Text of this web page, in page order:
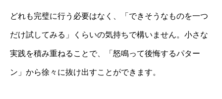
どれも完璧に行う必要はなく、「できそうなものを一つ
だけ試してみる」くらいの気持ちで構いません。小さな
実践を積み重ねることで、「怒鳴って後悔するパター
ン」から徐々に抜け出すことができます。